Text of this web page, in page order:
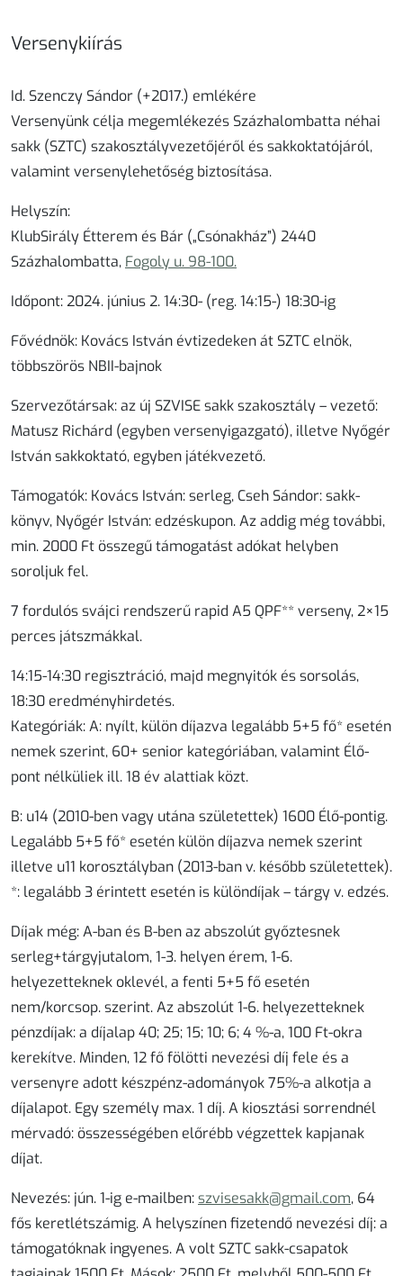
Versenykiírás
Id. Szenczy Sándor (+2017.) emlékére
Versenyünk célja megemlékezés Százhalombatta néhai
sakk (SZTC) szakosztályvezetőjéről és sakkoktatójáról,
valamint versenylehetőség biztosítása.
Helyszín:
KlubSirály Étterem és Bár („Csónakház”) 2440
Százhalombatta, Fogoly u. 98-100.
Időpont:2024. június 2. 14:30- (reg. 14:15-) 18:30-ig
Fővédnök: Kovács István évtizedeken át SZTC elnök,
többszörös NBII-bajnok
Szervezőtársak:az új SZVISE sakk szakosztály – vezető:
Matusz Richárd (egyben versenyigazgató), illetve Nyőgér
István sakkoktató, egyben játékvezető.
Támogatók: Kovács István: serleg, Cseh Sándor: sakk-
könyv, Nyőgér István: edzéskupon. Az addig még további,
min. 2000 Ft összegű támogatást adókat helyben
soroljuk fel.
7 fordulóssvájci rendszerű rapid A5 QPF** verseny,2×15
perces játszmákkal.
14:15-14:30 regisztráció, majd megnyitók és sorsolás,
18:30 eredményhirdetés.
Kategóriák: A: nyílt, külön díjazva legalább 5+5 fő* esetén
nemek szerint, 60+ senior kategóriában, valamint Élő-
pont nélküliek ill.18 év alattiak közt.
B: u14 (2010-ben vagy utána születettek) 1600 Élő-pontig.
Legalább 5+5 fő* esetén külön díjazva nemek szerint
illetve u11 korosztályban (2013-ban v. később születettek).
*: legalább 3 érintett esetén is különdíjak – tárgy v. edzés.
Díjak még:A-ban és B-ben az abszolút győztesnek
serleg+tárgyjutalom,1-3. helyen érem,1-6.
helyezetteknek oklevél, a fenti 5+5 fő esetén
nem/korcsop. szerint. Az abszolút 1-6. helyezetteknek
pénzdíjak: a díjalap 40; 25; 15; 10; 6; 4 %-a, 100 Ft-okra
kerekítve. Minden, 12 fő fölötti nevezési díj fele és a
versenyre adott készpénz-adományok 75%-a alkotja a
díjalapot. Egy személy max. 1 díj. A kiosztási sorrendnél
mérvadó: összességében előrébb végzettek kapjanak
díjat.
Nevezés: jún. 1-ig e-mailben:szvisesakk@gmail.com, 64
fős keretlétszámig. A helyszínen fizetendő nevezési díj: a
támogatóknak ingyenes. A volt SZTC sakk-csapatok